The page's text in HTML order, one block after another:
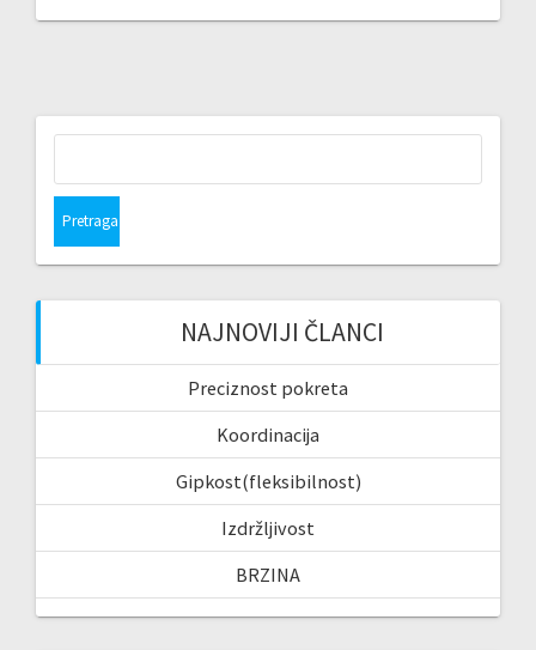
NAJNOVIJI ČLANCI
Preciznost pokreta
Koordinacija
Gipkost(fleksibilnost)
Izdržljivost
BRZINA